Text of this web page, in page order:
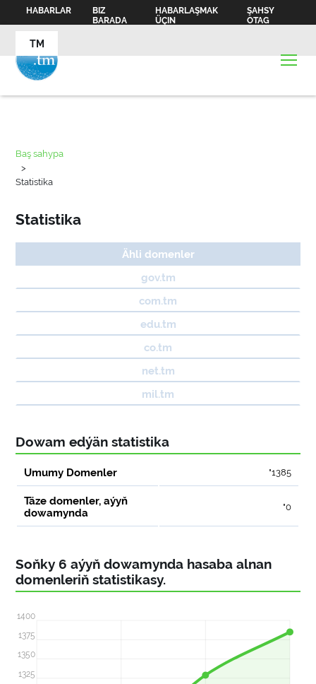
HABARLAR
BIZ
BARADA
HABARLAŞMAK
ÜÇIN
ŞAHSY
OTAG
TM
Baş sahypa
>
Statistika
Statistika
Ähli domenler
gov.tm
com.tm
edu.tm
co.tm
net.tm
mil.tm
Dowam edýän statistika
Umumy Domenler "1385
Täze domenler, aýyň
dowamynda
"0
Soňky 6 aýyň dowamynda hasaba alnan
domenleriň statistikasy.
1325
1350
1375
1400